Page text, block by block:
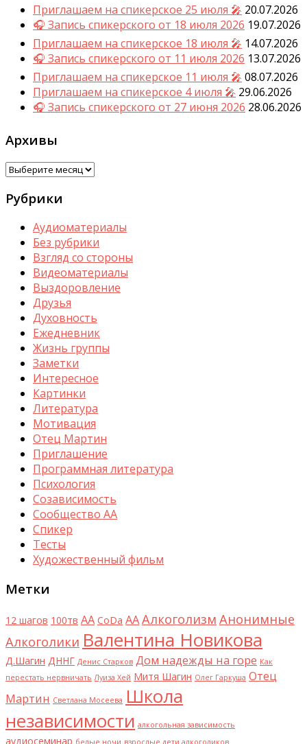
Приглашаем на спикерское 25 июля 🎤 20.07.2026
🎧 Запись спикерского от 18 июля 2026 19.07.2026
Приглашаем на спикерское 18 июля 🎤 14.07.2026
🎧 Запись спикерского от 11 июля 2026 13.07.2026
Приглашаем на спикерское 11 июля 🎤 08.07.2026
Приглашаем на спикерское 4 июля 🎤 29.06.2026
🎧 Запись спикерского от 27 июня 2026 28.06.2026
Архивы
Архивы
Рубрики
Аудиоматериалы
Без рубрики
Взгляд со стороны
Видеоматериалы
Выздоровление
Друзья
Духовность
Ежедневник
Жизнь группы
Заметки
Интересное
Картинки
Литература
Мотивация
Отец Мартин
Приглашение
Программная литература
Психология
Созависимость
Сообщество АА
Спикер
Тесты
Художественный фильм
Метки
12 шагов 100тв AA CoDa АААлкоголизм Анонимные
Алкоголики Валентина Новикова
Д.Шагин ДННГ Денис Старков Дом надежды на горе Как
перестать нервничать Луиза Хей Митя Шагин Олег Гаркуша Отец
Мартин Светлана Мосеева Школа
независимости алкогольная зависимость
аудиосеминар белые ночи взрослые дети алкоголиков